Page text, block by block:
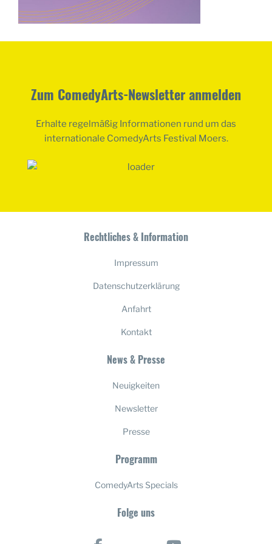
Zum ComedyArts-Newsletter anmelden
Erhalte regelmäßig Informationen rund um das
internationale ComedyArts Festival Moers.
Rechtliches & Information
Impressum
Datenschutzerklärung
Anfahrt
Kontakt
News & Presse
Neuigkeiten
Newsletter
Presse
Programm
ComedyArts Specials
Folge uns